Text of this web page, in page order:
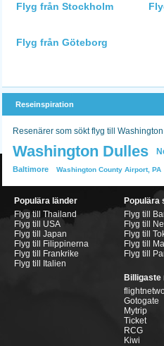
Flyg från Stockholm
Flyg från Göteborg
Reseinspiration
Resenärer som sökt flyg till
Washington Dulles
Baltimore Washington County Airport, PA
Populära länder
Flyg till Thailand
Flyg till USA
Flyg till Japan
Flyg till Filippinerna
Flyg till Frankrike
Flyg till Italien
Populära
Flyg till
Flyg till
Flyg till
Flyg till
Flyg till
Billigaste
Gotogate
Mytrip
Ticket
RCG
Kiwi